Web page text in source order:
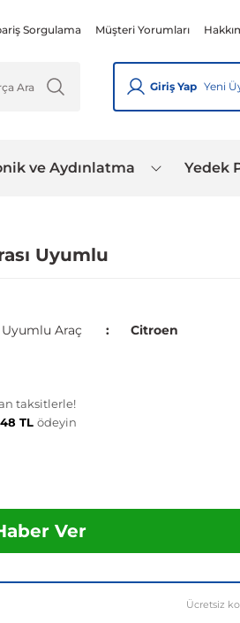
Sorgulama Müşteri Yorumları
Giriş Yap Yeni
ve Aydınlatma Yedek
Uyumlu
Uyumlu Araç Citroen
taksitlerle!
TL ödeyin
Ver
Ücretsiz